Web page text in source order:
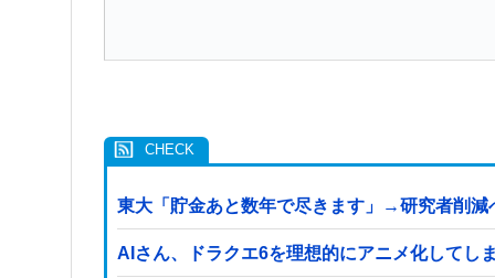
東大「貯金あと数年で尽きます」→研究者削
AIさん、ドラクエ6を理想的にアニメ化してし